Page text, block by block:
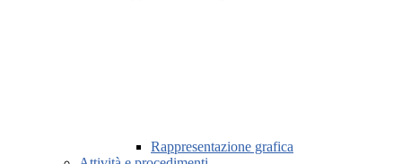
Rappresentazione grafica